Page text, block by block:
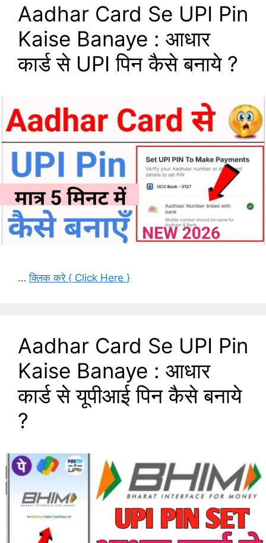
Aadhar Card Se UPI Pin
Kaise Banaye : आधार
कार्ड से UPI पिन कैसे बनाये ?
…क्लिक करे { Click Here }
Aadhar Card Se UPI Pin
Kaise Banaye : आधार
कार्ड से यूपीआई पिन कैसे बनाये
?